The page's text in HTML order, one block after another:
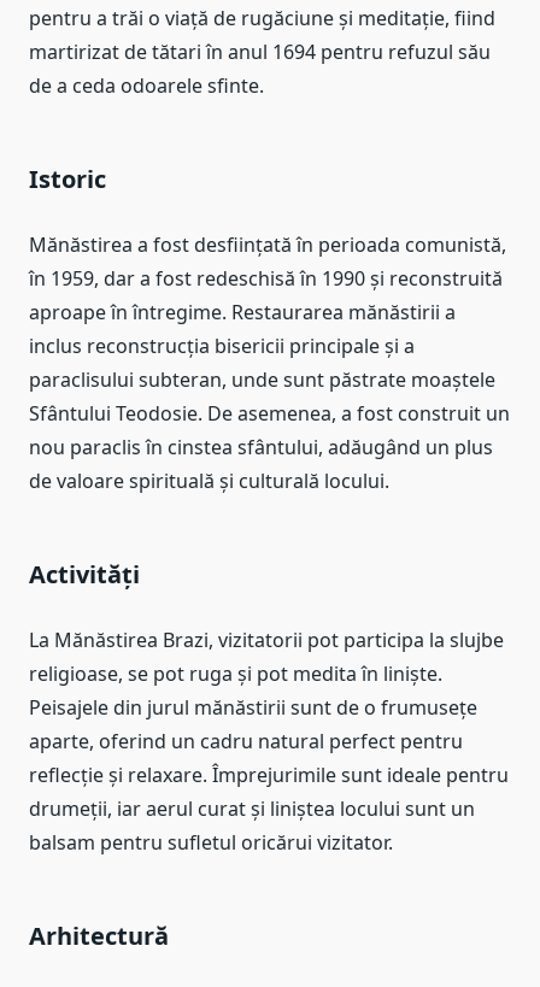
pentru a trăi o viață de rugăciune și meditație, fiind
martirizat de tătari în anul 1694 pentru refuzul său
de a ceda odoarele sfinte.
Istoric
Mănăstirea a fost desființată în perioada comunistă,
în 1959, dar a fost redeschisă în 1990 și reconstruită
aproape în întregime. Restaurarea mănăstirii a
inclus reconstrucția bisericii principale și a
paraclisului subteran, unde sunt păstrate moaștele
Sfântului Teodosie. De asemenea, a fost construit un
nou paraclis în cinstea sfântului, adăugând un plus
de valoare spirituală și culturală locului.
Activități
La Mănăstirea Brazi, vizitatorii pot participa la slujbe
religioase, se pot ruga și pot medita în liniște.
Peisajele din jurul mănăstirii sunt de o frumusețe
aparte, oferind un cadru natural perfect pentru
reflecție și relaxare. Împrejurimile sunt ideale pentru
drumeții, iar aerul curat și liniștea locului sunt un
balsam pentru sufletul oricărui vizitator.
Arhitectură